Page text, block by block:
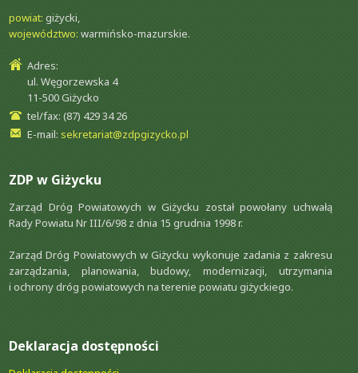
powiat: giżycki,
województwo: warmińsko-mazurskie.
Adres:
ul. Węgorzewska 4
11-500 Giżycko
tel/fax: (87) 429 34 26
E-mail: sekretariat@zdpgizycko.pl
ZDP w Giżycku
Zarząd Dróg Powiatowych w Giżycku został powołany uchwałą
Rady Powiatu Nr III/6/98 z dnia 15 grudnia 1998 r.
Zarząd Dróg Powiatowych w Giżycku wykonuje zadania z zakresu
zarządzania, planowania, budowy, modernizacji, utrzymania
i ochrony dróg powiatowych na terenie powiatu giżyckiego.
Deklaracja dostępności